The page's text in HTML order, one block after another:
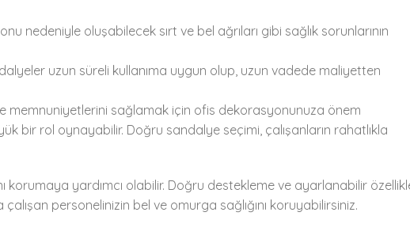
nedeniyle oluşabilecek sırt ve bel ağrıları gibi sağlık sorunlarının
uzun süreli kullanıma uygun olup, uzun vadede maliyetten
memnuniyetlerini sağlamak için ofis dekorasyonunuza önem
bir rol oynayabilir. Doğru sandalye seçimi, çalışanların rahatlıkla
korumaya yardımcı olabilir. Doğru destekleme ve ayarlanabilir
personelinizin bel ve omurga sağlığını koruyabilirsiniz.